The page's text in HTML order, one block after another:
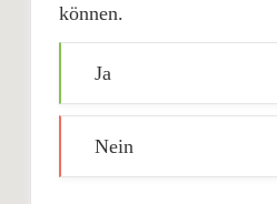
können.
Ja
Nein